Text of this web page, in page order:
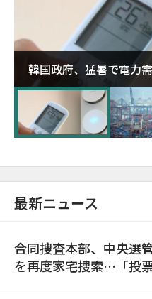
韓国政府、猛暑で電力
に需給対応体制を点検
最新ニュース
合同捜査本部、中央選
を再度家宅捜索…「投